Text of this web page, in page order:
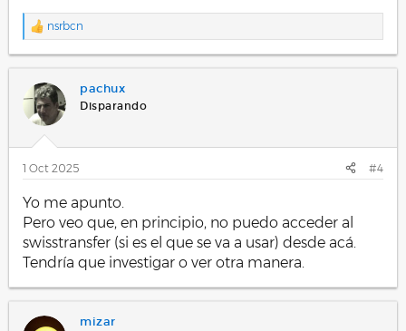
R
a
c
i
o
e
s
:
nsrbcn
pachux
Disparando
1 Oct 2025 #4
Yo me apunto.
Pero veo que, en principio, no puedo acceder al
swisstransfer (si es el que se va a usar) desde acá.
Tendría que investigar o ver otra manera.
mizar